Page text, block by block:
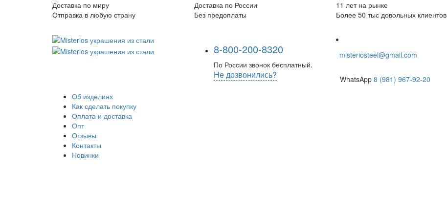
Доставка по миру
Отправка в любую страну
Доставка по России
Без предоплаты
11 лет на рынке
Более 50 тыс довольных клиентов
8-800-200-8320
По России звонок бесплатный.
Не дозвонились?
misteriosteel@gmail.com
WhatsApp 8 (981) 967-92-20
Об изделиях
Как сделать покупку
Оплата и доставка
Опт
Отзывы
Контакты
Новинки